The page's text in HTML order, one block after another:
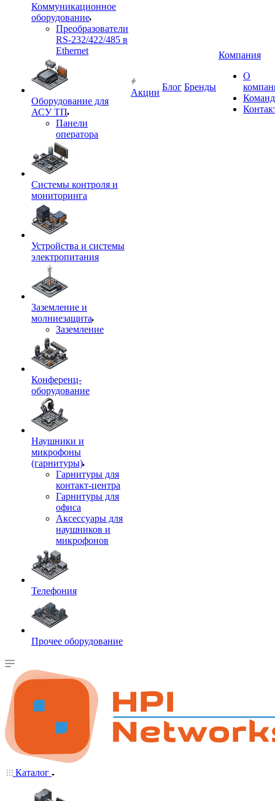
Коммуникационное
оборудование
Преобразователи
RS-232/422/485 в
Ethernet
Оборудование для
АСУ ТП
Панели
оператора
Системы контроля и
мониторинга
Устройства и системы
электропитания
Заземление и
молниезащита
Заземление
Конференц-
оборудование
Наушники и
микрофоны
(гарнитуры)
Гарнитуры для
контакт-центра
Гарнитуры для
офиса
Аксессуары для
наушников и
микрофонов
Телефония
Прочее оборудование
Акции
Блог Бренды
Компания
О
Каталог